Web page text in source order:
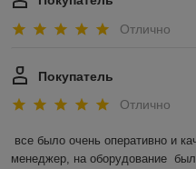
Отлично
Покупатель
Отлично
все было очень оперативно и
менеджер, на оборудование